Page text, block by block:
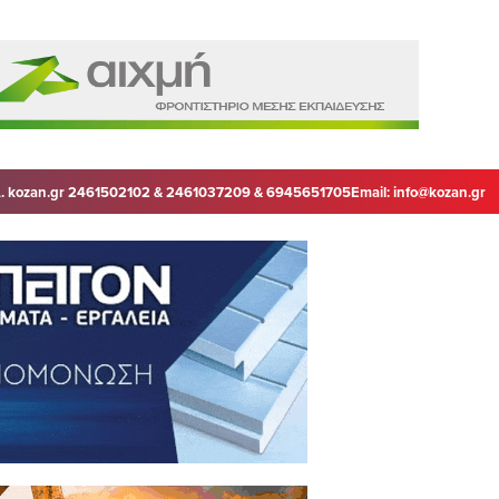
kozan.gr 2461502102 & 2461037209 & 6945651705Email:info@kozan.gr